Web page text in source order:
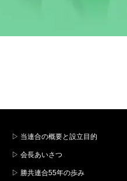
▷ 当連合の概要と設立目的
▷ 会長あいさつ
▷ 勝共連合55年の歩み